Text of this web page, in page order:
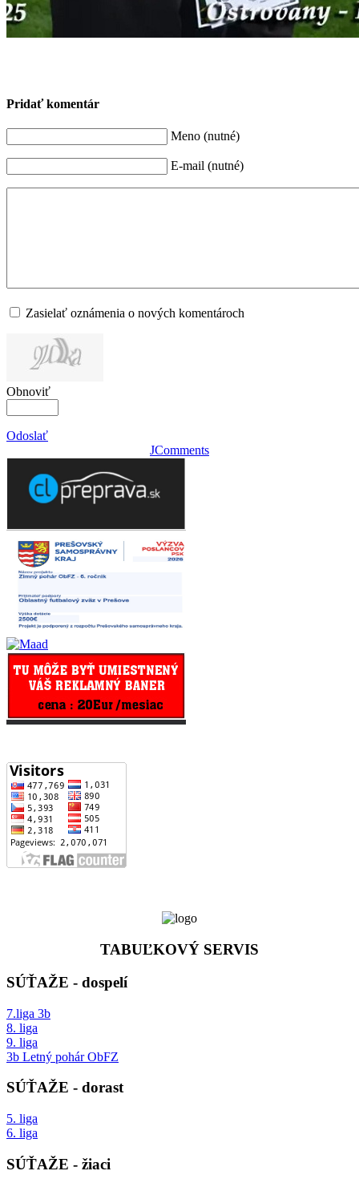
Pridať komentár
Meno (nutné)
E-mail (nutné)
Zasielať oznámenia o nových komentároch
Obnoviť
Odoslať
JComments
TABUĽKOVÝ SERVIS
SÚŤAŽE - dospelí
7.liga 3b
8. liga
9. liga
3b Letný pohár ObFZ
SÚŤAŽE - dorast
5. liga
6. liga
SÚŤAŽE - žiaci